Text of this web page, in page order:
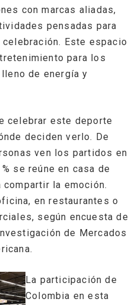
con marcas aliadas,
pensadas para
Este espacio
para los
de energía y
celebrar este deporte
deciden verlo. De
ven los partidos en
se reúne en casa de
la emoción.
en restaurantes o
según encuesta de
de Mercados
La participación de
Colombia en esta